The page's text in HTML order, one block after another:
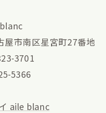
屋市南区星宮町27番地
3701
5366
aile blanc